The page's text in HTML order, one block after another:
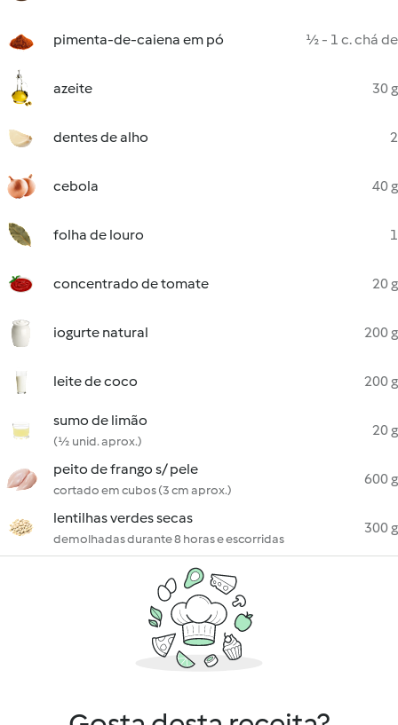
pimenta-de-caiena em pó ½ - 1 c. chá de
azeite 30 g
dentes de alho 2
cebola 40 g
folha de louro 1
concentrado de tomate 20 g
iogurte natural 200 g
leite de coco 200 g
sumo de limão
(½ unid. aprox.)
20 g
peito de frango s/ pele
cortado em cubos (3 cm aprox.)
600 g
lentilhas verdes secas
demolhadas durante 8 horas e escorridas
300 g